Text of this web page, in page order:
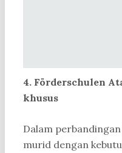
4. Förderschulen
khusus
Dalam
murid dengan